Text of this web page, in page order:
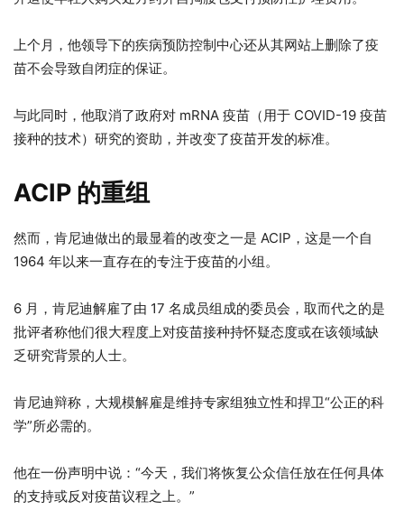
上个月，他领导下的疾病预防控制中心还从其网站上删除了疫
苗不会导致自闭症的保证。
与此同时，他取消了政府对 mRNA 疫苗（用于 COVID-19 疫苗
接种的技术）研究的资助，并改变了疫苗开发的标准。
ACIP 的重组
然而，肯尼迪做出的最显着的改变之一是 ACIP，这是一个自
1964 年以来一直存在的专注于疫苗的小组。
6 月，肯尼迪解雇了由 17 名成员组成的委员会，取而代之的是
批评者称他们很大程度上对疫苗接种持怀疑态度或在该领域缺
乏研究背景的人士。
肯尼迪辩称，大规模解雇是维持专家组独立性和捍卫“公正的科
学”所必需的。
他在一份声明中说：“今天，我们将恢复公众信任放在任何具体
的支持或反对疫苗议程之上。”